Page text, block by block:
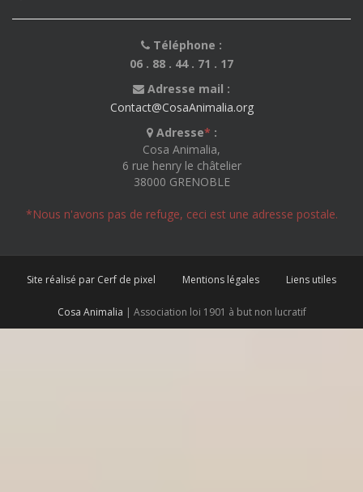
Téléphone :
06 . 88 . 44 . 71 . 17
Adresse mail :
Contact@CosaAnimalia.org
Adresse* :
Cosa Animalia,
6 rue henry le châtelier
38000 GRENOBLE
*Nous n'avons pas de refuge, ceci est une adresse postale.
Site réalisé par Cerf de pixel Mentions légales Liens utiles
Cosa Animalia | Association loi 1901 à but non lucratif